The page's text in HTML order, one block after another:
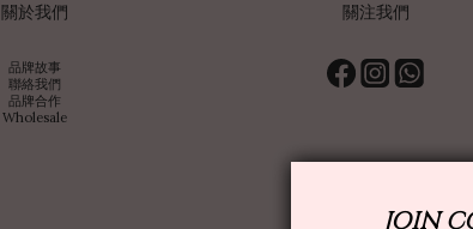
關於我們
品牌故事
聯絡我們
品牌合作
Wholesale
關注我們